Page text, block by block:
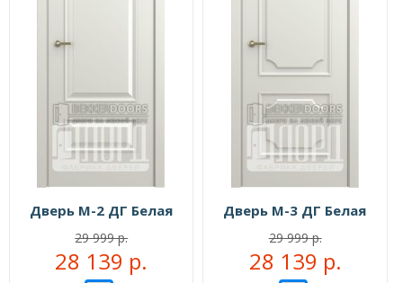
Дверь М-2 ДГ Белая
29 999 р.
28 139 р.
Дверь М-3 ДГ Белая
29 999 р.
28 139 р.